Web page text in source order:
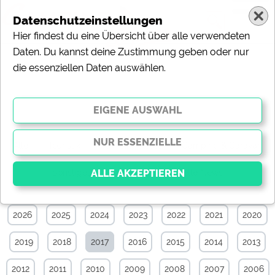
Campingplätze
Specials Aktuelle News
2026 2025 2024 2023 2022 2021 2020
2019 2018 2017 2016 2015 2014 2013
2012 2011 2010 2009 2008 2007 2006
Datenschutzeinstellungen
Hier findest du eine Übersicht über alle verwendeten
Daten. Du kannst deine Zustimmung geben oder nur
die essenziellen Daten auswählen.
Essenziell
Essenzielle Cookies ermöglichen grundlegende
Funktionen und sind für die einwandfreie Funktion der
werden Teile der Websitenicht funktionieren.